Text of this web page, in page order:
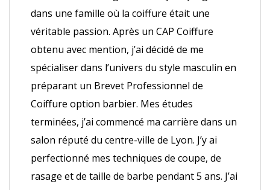
dans une famille où la coiffure était une
véritable passion. Après un CAP Coiffure
obtenu avec mention, j’ai décidé de me
spécialiser dans l’univers du style masculin en
préparant un Brevet Professionnel de
Coiffure option barbier. Mes études
terminées, j’ai commencé ma carrière dans un
salon réputé du centre-ville de Lyon. J’y ai
perfectionné mes techniques de coupe, de
rasage et de taille de barbe pendant 5 ans. J’ai